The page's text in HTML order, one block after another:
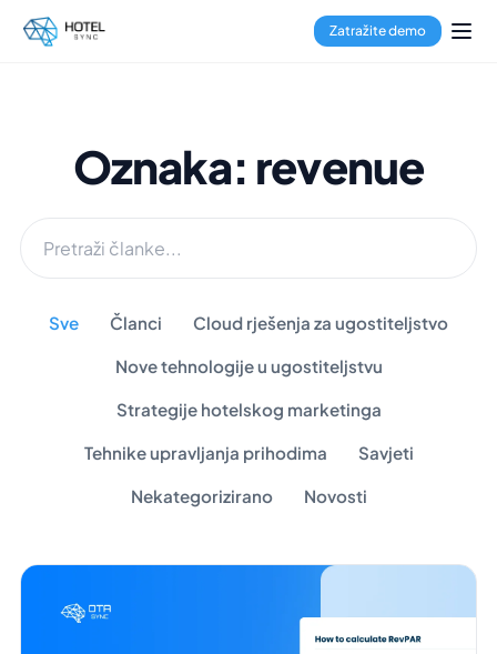
Zatražite demo
Oznaka: revenue
Sve Članci Cloud rješenja za ugostiteljstvo
Nove tehnologije u ugostiteljstvu
Strategije hotelskog marketinga
Tehnike upravljanja prihodima Savjeti
Nekategorizirano Novosti